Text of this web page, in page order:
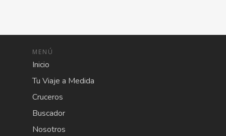
MENÚ
Inicio
Tu Viaje a Medida
Cruceros
Buscador
Nosotros